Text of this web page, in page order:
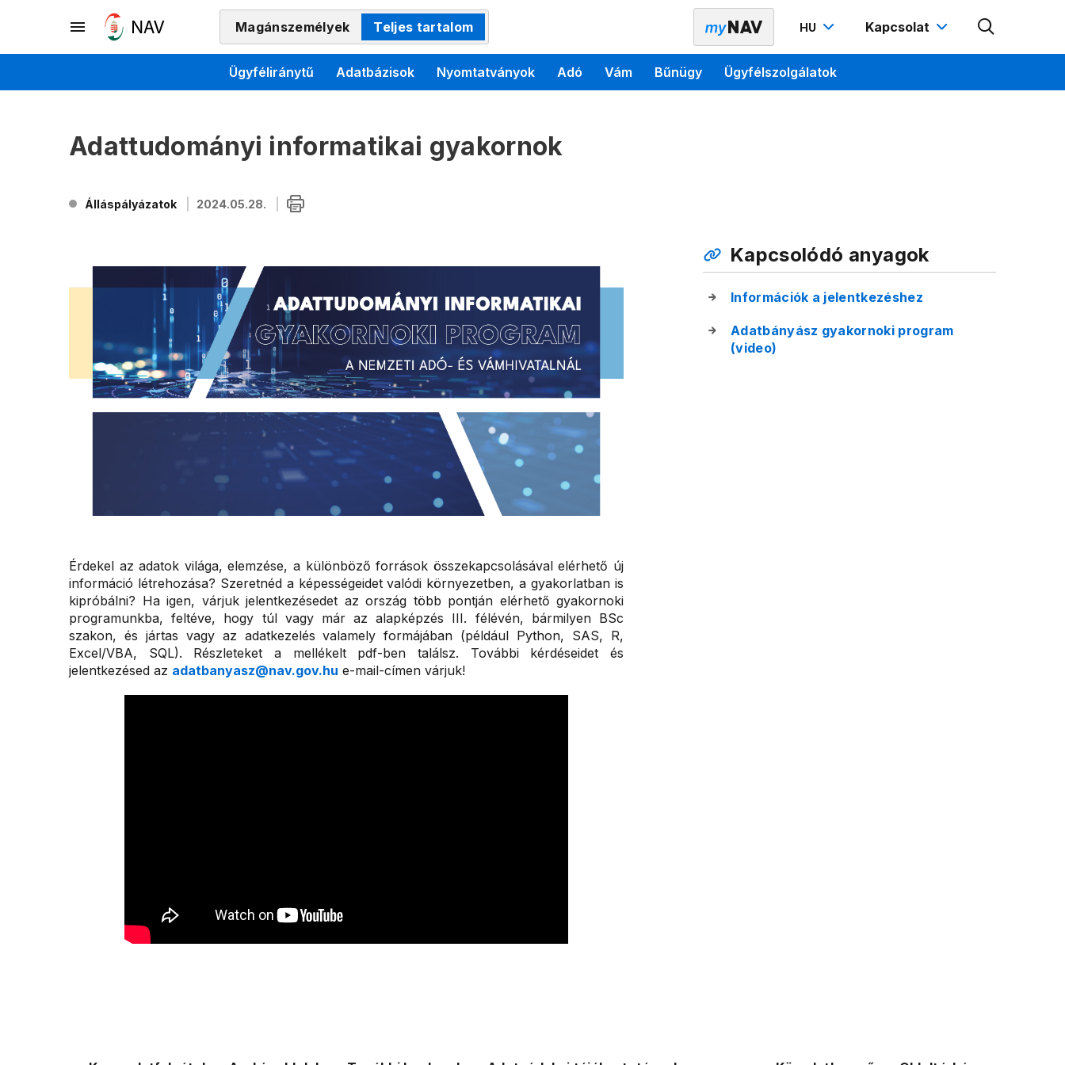
Magánszemélyek Teljes tartalom HU Kapcsolat
Ügyféliránytű Adatbázisok Nyomtatványok Adó Vám Bűnügy Ügyfélszolgálatok
Adattudományi informatikai gyakornok
Álláspályázatok 2024.05.28.
Érdekel az adatok világa, elemzése, a különböző források összekapcsolásával elérhető új
információ létrehozása? Szeretnéd a képességeidet valódi környezetben, a gyakorlatban is
kipróbálni? Ha igen, várjuk jelentkezésedet az ország több pontján elérhető gyakornoki
programunkba, feltéve, hogy túl vagy már az alapképzés III. félévén, bármilyen BSc
szakon, és jártas vagy az adatkezelés valamely formájában (például Python, SAS, R,
Excel/VBA, SQL). Részleteket a mellékelt pdf-ben találsz. További kérdéseidet és
jelentkezésed az adatbanyasz@nav.gov.hu e-mail-címen várjuk!
Kapcsolódó anyagok
Információk a jelentkezéshez
Adatbányász gyakornoki program
(video)